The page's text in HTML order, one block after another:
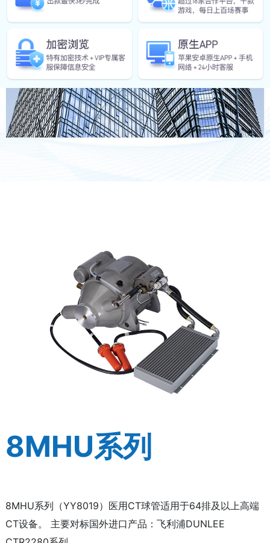
8MHU系列
8MHU系列（YY8019）医用CT球管适用于64排及以上高端
CT设备。 主要对标国外进口产品：飞利浦DUNLEE